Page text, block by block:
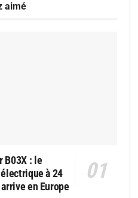
aimé
B03X : le
à 24
en Europe